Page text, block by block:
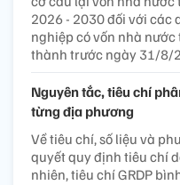
2026 - 2030 đối với các
nghiệp có vốn nhà
thành trước ngày 31/8/
Nguyên tắc, tiêu chí
từng địa phương
Về tiêu chí, số liệu và
quyết quy định tiêu chí
nhiên, tiêu chí GRDP